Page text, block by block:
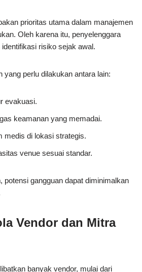
prioritas utama dalam manajemen
Oleh karena itu, penyelenggara
risiko sejak awal.
yang perlu dilakukan antara lain:
evakuasi.
keamanan yang memadai.
medis di lokasi strategis.
venue sesuai standar.
potensi gangguan dapat diminimalkan
Vendor dan Mitra
banyak vendor, mulai dari